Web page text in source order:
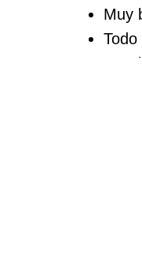
Muy
Todo
Іноді